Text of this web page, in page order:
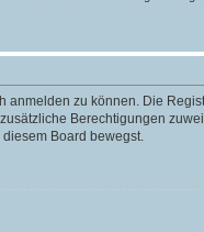
anmelden zu können. Die
Berechtigungen
Board bewegst.